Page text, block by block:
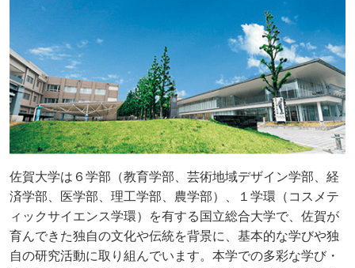
佐賀大学は６学部（教育学部、芸術地域デザイン学部、経
済学部、医学部、理工学部、農学部）、１学環（コスメテ
ィックサイエンス学環）を有する国立総合大学で、佐賀が
育んできた独自の文化や伝統を背景に、基本的な学びや独
自の研究活動に取り組んでいます。本学での多彩な学び・